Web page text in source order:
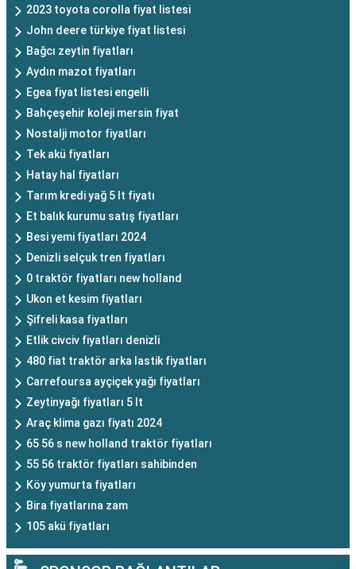
2023 toyota corolla fiyat listesi
John deere türkiye fiyat listesi
Bağcı zeytin fiyatları
Aydın mazot fiyatları
Egea fiyat listesi engelli
Bahçeşehir koleji mersin fiyat
Nostalji motor fiyatları
Tek akü fiyatları
Hatay hal fiyatları
Tarım kredi yağ 5 lt fiyatı
Et balık kurumu satış fiyatları
Besi yemi fiyatları 2024
Denizli selçuk tren fiyatları
0 traktör fiyatları new holland
Ukon et kesim fiyatları
Şifreli kasa fiyatları
Etlik civciv fiyatları denizli
480 fiat traktör arka lastik fiyatları
Carrefoursa ayçiçek yağı fiyatları
Zeytinyağı fiyatları 5 lt
Araç klima gazı fiyatı 2024
65 56 s new holland traktör fiyatları
55 56 traktör fiyatları sahibinden
Köy yumurta fiyatları
Bira fiyatlarına zam
105 akü fiyatları